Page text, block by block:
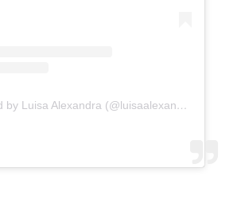
A post shared by Luisa Alexandra (@luisaalexandra)